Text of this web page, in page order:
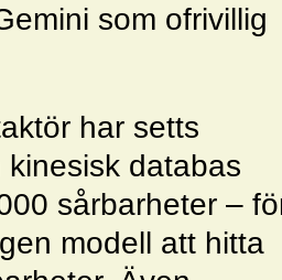
som ofrivillig
har setts
databas
sårbarheter –
modell att hitta